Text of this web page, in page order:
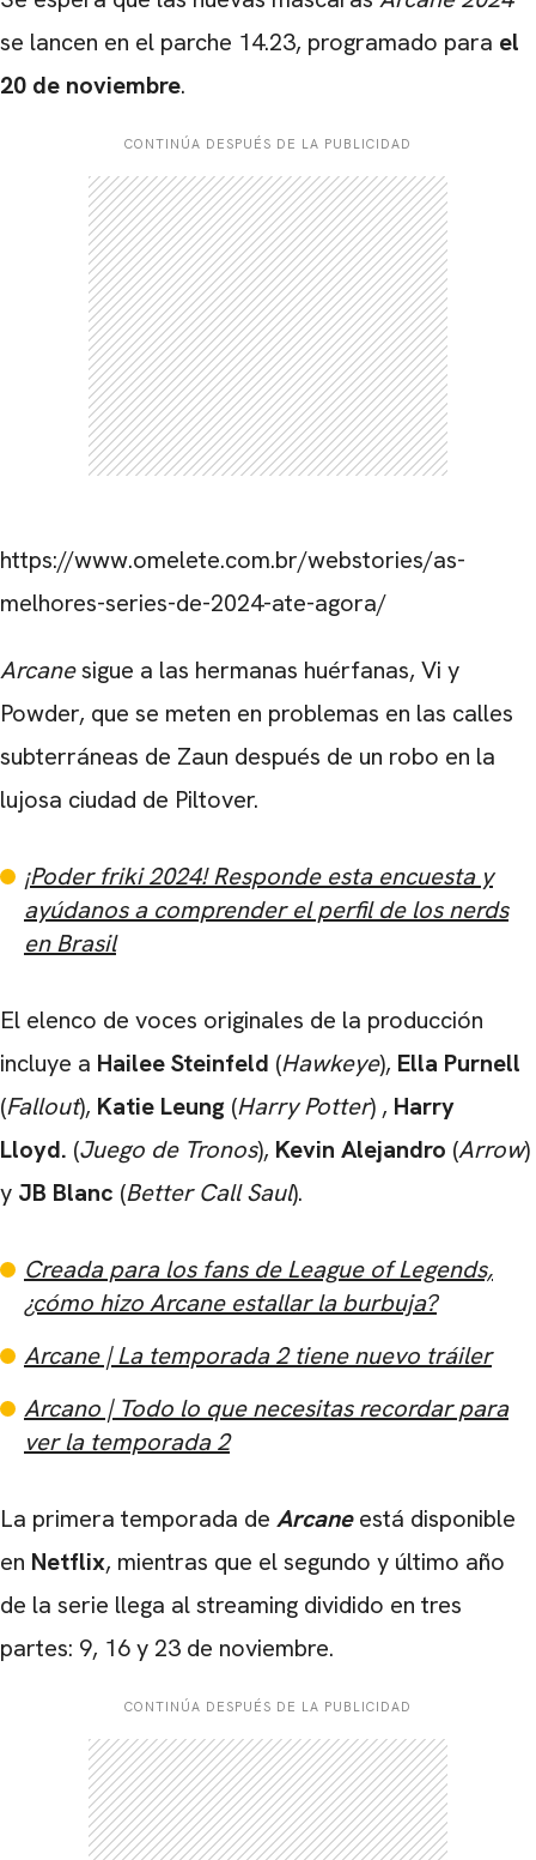
se lancen en el parche 14.23, programado para el
20 de noviembre.
CONTINÚA DESPUÉS DE LA PUBLICIDAD
https://www.omelete.com.br/webstories/as-
melhores-series-de-2024-ate-agora/
Arcanesigue a las hermanas huérfanas, Vi y
Powder, que se meten en problemas en las calles
subterráneas de Zaun después de un robo en la
lujosa ciudad de Piltover.
¡Poder friki 2024! Responde esta encuesta y
ayúdanos a comprender el perfil de los nerds
en Brasil
El elenco de voces originales de la producción
incluye a Hailee Steinfeld (Hawkeye), Ella Purnell
(Fallout), Katie Leung (Harry Potter) , Harry
Lloyd. (Juego de Tronos), Kevin Alejandro (Arrow)
y JB Blanc (Better Call Saul).
Creada para los fans de League of Legends,
¿cómo hizo Arcane estallar la burbuja?
Arcane | La temporada 2 tiene nuevo tráiler
Arcano | Todo lo que necesitas recordar para
ver la temporada 2
La primera temporada de Arcaneestá disponible
en Netflix, mientras que el segundo y último año
de la serie llega al streaming dividido en tres
partes: 9, 16 y 23 de noviembre.
CONTINÚA DESPUÉS DE LA PUBLICIDAD